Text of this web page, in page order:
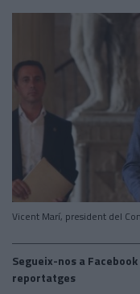
Vicent Marí, president del
Segueix-nos a
reportatges